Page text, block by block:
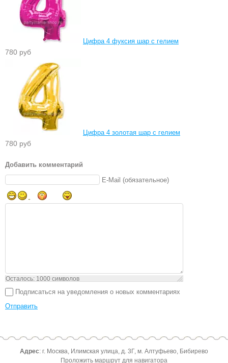
Цифра 4 фуксия шар с гелием
780 руб
Цифра 4 золотая шар с гелием
780 руб
Добавить комментарий
E-Mail (обязательное)
Осталось: 1000 символов
Подписаться на уведомления о новых комментариях
Отправить
Адрес: г. Москва, Илимская улица, д. 3Г, м. Алтуфьево, Бибирево
Проложить маршрут для навигатора